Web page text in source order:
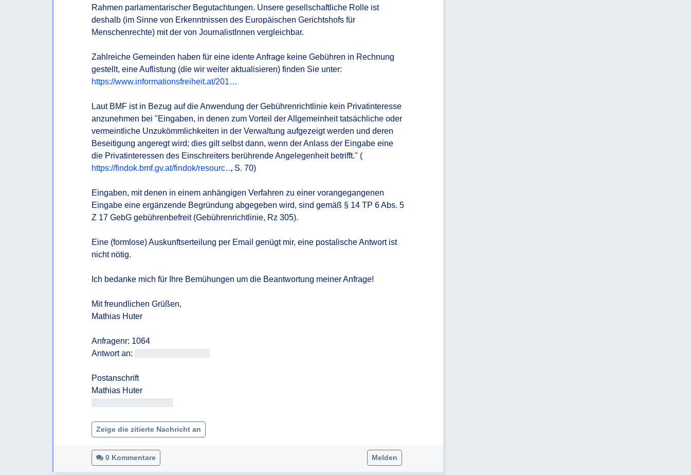
Rahmen parlamentarischer Begutachtungen. Unsere gesellschaftliche Rolle ist
deshalb (im Sinne von Erkenntnissen des Europäischen Gerichtshofs für
Menschenrechte) mit der von JournalistInnen vergleichbar.
Zahlreiche Gemeinden haben für eine idente Anfrage keine Gebühren in Rechnung
https://www.informationsfreiheit.at/201…
Laut BMF ist in Bezug auf die Anwendung der Gebührenrichtlinie kein Privatinteresse
anzunehmen bei "Eingaben, in denen zum Vorteil der Allgemeinheit tatsächliche oder
vermeintliche Unzukömmlichkeiten in der Verwaltung aufgezeigt werden und deren
Beseitigung angeregt wird; dies gilt selbst dann, wenn der Anlass der Eingabe eine
die Privatinteressen des Einschreiters berührende Angelegenheit betrifft." (
https://findok.bmf.gv.at/findok/resourc…, S. 70)
Eingaben, mit denen in einem anhängigen Verfahren zu einer vorangegangenen
Eingabe eine ergänzende Begründung abgegeben wird, sind gemäß § 14 TP 6 Abs. 5
Z 17 GebG gebührenbefreit (Gebührenrichtlinie, Rz 305).
Eine (formlose) Auskunftserteilung per Email genügt mir, eine postalische Antwort ist
nicht nötig.
Ich bedanke mich für Ihre Bemühungen um die Beantwortung meiner Anfrage!
Mit freundlichen Grüßen,
Mathias Huter
Anfragenr: 1064
Antwort an:
Postanschrift
Zeige die zitierte Nachricht an
0 Kommentare Melden